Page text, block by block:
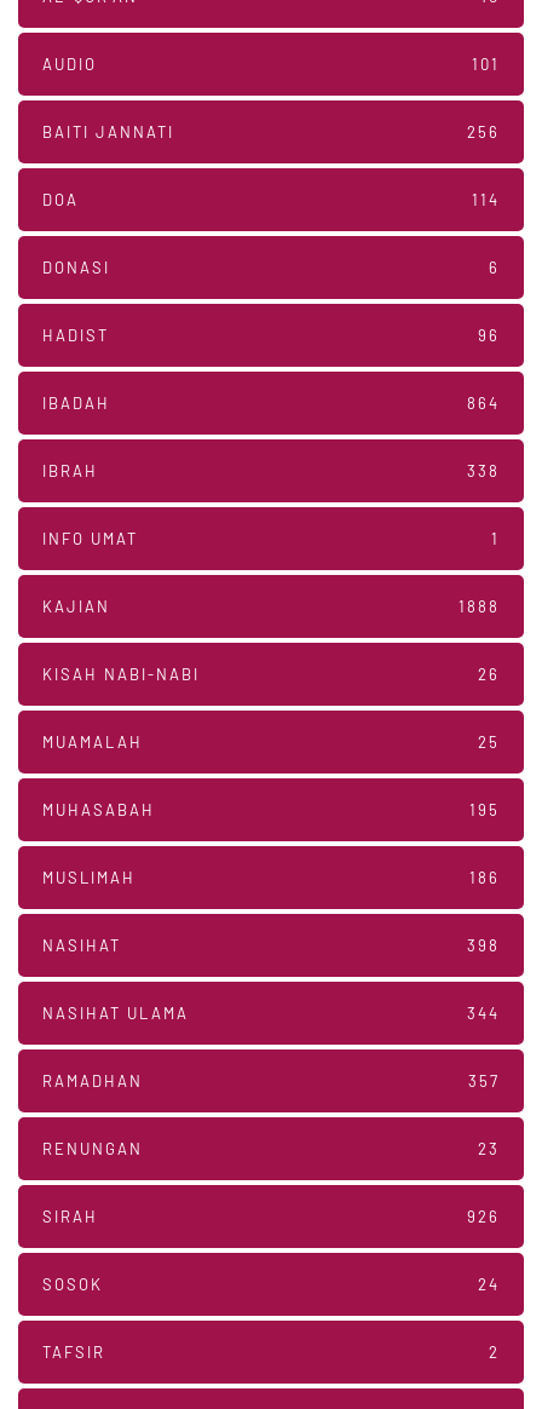
AUDIO 101
BAITI JANNATI 256
DOA 114
DONASI 6
HADIST 96
IBADAH 864
IBRAH 338
INFO UMAT 1
KAJIAN 1888
KISAH NABI-NABI 26
MUAMALAH 25
MUHASABAH 195
MUSLIMAH 186
NASIHAT 398
NASIHAT ULAMA 344
RAMADHAN 357
RENUNGAN 23
SIRAH 926
SOSOK 24
TAFSIR 2